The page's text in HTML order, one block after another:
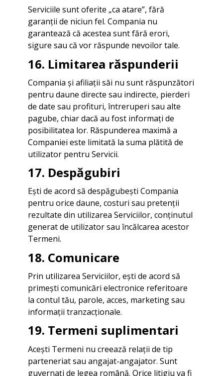
Serviciile sunt oferite „ca atare”, fără
garanții de niciun fel. Compania nu
garantează că acestea sunt fără erori,
sigure sau că vor răspunde nevoilor tale.
16. Limitarea răspunderii
Compania și afiliații săi nu sunt răspunzători
pentru daune directe sau indirecte, pierderi
de date sau profituri, întreruperi sau alte
pagube, chiar dacă au fost informați de
posibilitatea lor. Răspunderea maximă a
Companiei este limitată la suma plătită de
utilizator pentru Servicii.
17. Despăgubiri
Ești de acord să despăgubești Compania
pentru orice daune, costuri sau pretenții
rezultate din utilizarea Serviciilor, conținutul
generat de utilizator sau încălcarea acestor
Termeni.
18. Comunicare
Prin utilizarea Serviciilor, ești de acord să
primești comunicări electronice referitoare
la contul tău, parole, acces, marketing sau
informații tranzacționale.
19. Termeni suplimentari
Acești Termeni nu creează relații de tip
parteneriat sau angajat-angajator. Sunt
guvernați de legea română. Orice litigiu va fi